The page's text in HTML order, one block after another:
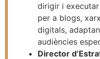
dirigir i
per a blogs,
digitals,
audiències
Director